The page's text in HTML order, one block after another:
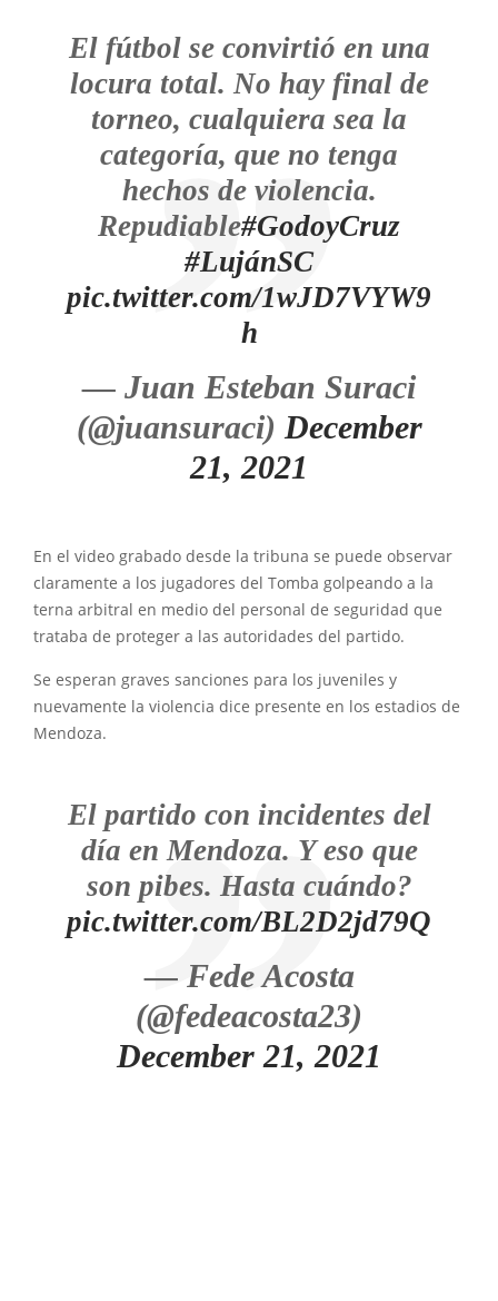
El fútbol se convirtió en una
locura total. No hay final de
torneo, cualquiera sea la
categoría, que no tenga
hechos de violencia.
Repudiable#GodoyCruz
#LujánSC
pic.twitter.com/1wJD7VYW9
h
— Juan Esteban Suraci
(@juansuraci) December
21, 2021
En el video grabado desde la tribuna se puede observar
claramente a los jugadores del Tomba golpeando a la
terna arbitral en medio del personal de seguridad que
trataba de proteger a las autoridades del partido.
Se esperan graves sanciones para los juveniles y
nuevamente la violencia dice presente en los estadios de
Mendoza.
El partido con incidentes del
día en Mendoza. Y eso que
son pibes. Hasta cuándo?
pic.twitter.com/BL2D2jd79Q
— Fede Acosta
(@fedeacosta23)
December 21, 2021